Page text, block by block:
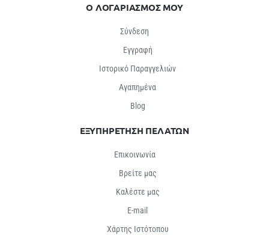
Ο ΛΟΓΑΡΙΑΣΜΟΣ ΜΟΥ
Σύνδεση
Εγγραφή
Ιστορικό Παραγγελιών
Αγαπημένα
Βlog
ΕΞΥΠΗΡΕΤΗΣΗ ΠΕΛΑΤΩΝ
Επικοινωνία
Βρείτε μας
Καλέστε μας
E-mail
Χάρτης Ιστότοπου